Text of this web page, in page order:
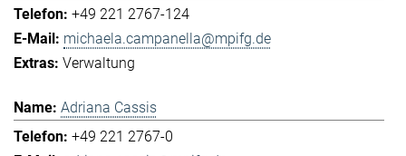
+49 221 2767-124
michaela.campanella@mpifg.de
Verwaltung
Adriana Cassis
+49 221 2767-0